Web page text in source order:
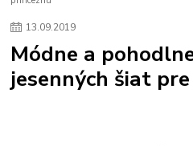
Vyberáme 11 najväčších plyšových hračiek
Plyšový macovia
Vianočný darček pre dievča do 20€
Hry pre deti
Skladačky pre deti
13.09.2019
Módne a
jesenných šiat